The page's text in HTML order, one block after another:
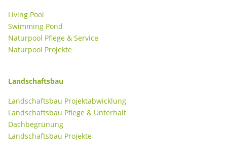
Living Pool
Swimming Pond
Naturpool Pflege & Service
Naturpool Projekte
Landschaftsbau
Landschaftsbau Projektabwicklung
Landschaftsbau Pflege & Unterhalt
Dachbegrünung
Landschaftsbau Projekte